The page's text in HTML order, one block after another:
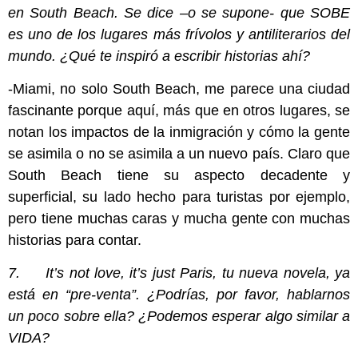
en South Beach. Se dice –o se supone- que SOBE
es uno de los lugares más frívolos y antiliterarios del
mundo. ¿Qué te inspiró a escribir historias ahí?
-Miami, no solo South Beach, me parece una ciudad
fascinante porque aquí, más que en otros lugares, se
notan los impactos de la inmigración y cómo la gente
se asimila o no se asimila a un nuevo país. Claro que
South Beach tiene su aspecto decadente y
superficial, su lado hecho para turistas por ejemplo,
pero tiene muchas caras y mucha gente con muchas
historias para contar.
7. It’s not love, it’s just Paris, tu nueva novela, ya
está en “pre-venta”. ¿Podrías, por favor, hablarnos
un poco sobre ella? ¿Podemos esperar algo similar a
VIDA?